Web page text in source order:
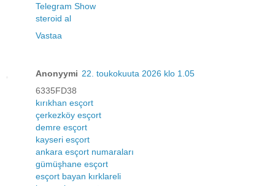
Telegram Show
steroid al
Vastaa
Anonyymi 22. toukokuuta 2026 klo 1.05
6335FD38
kırıkhan esçort
çerkezköy esçort
demre esçort
kayseri esçort
ankara esçort numaraları
gümüşhane esçort
esçort bayan kırklareli